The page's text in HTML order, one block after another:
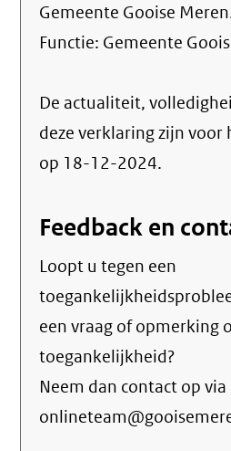
Gemeente Gooise
Functie: Gemeente
De actualiteit,
deze verklaring zijn voor
op 18-12-2024.
Feedback en
Loopt u tegen een
een vraag of opmerking
toegankelijkheid?
Neem dan contact op via